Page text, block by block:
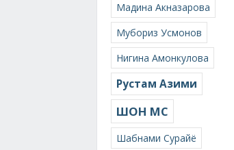
Мадина Акназарова
Мубориз Усмонов
Нигина Амонкулова
Рустам Азими
ШОН МС
Шабнами Сурайё